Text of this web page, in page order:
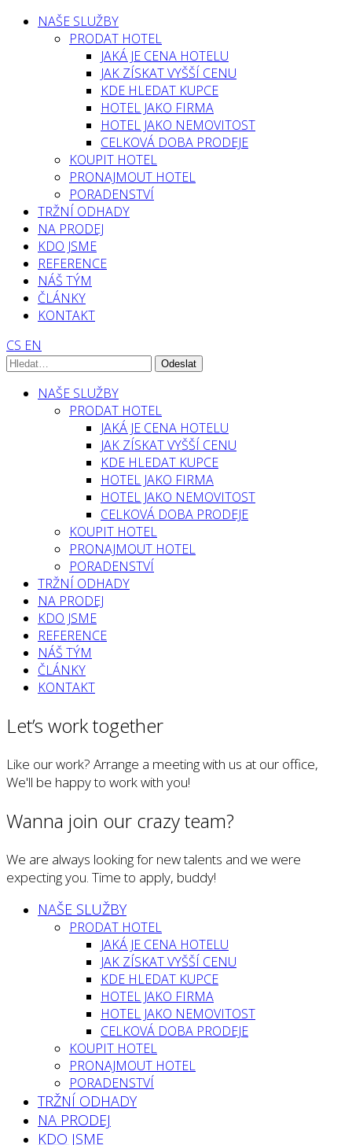
NAŠE SLUŽBY
PRODAT HOTEL
JAKÁ JE CENA HOTELU
JAK ZÍSKAT VYŠŠÍ CENU
KDE HLEDAT KUPCE
HOTEL JAKO FIRMA
HOTEL JAKO NEMOVITOST
CELKOVÁ DOBA PRODEJE
KOUPIT HOTEL
PRONAJMOUT HOTEL
PORADENSTVÍ
TRŽNÍ ODHADY
NA PRODEJ
KDO JSME
REFERENCE
NÁŠ TÝM
ČLÁNKY
KONTAKT
CS EN
NAŠE SLUŽBY
PRODAT HOTEL
JAKÁ JE CENA HOTELU
JAK ZÍSKAT VYŠŠÍ CENU
KDE HLEDAT KUPCE
HOTEL JAKO FIRMA
HOTEL JAKO NEMOVITOST
CELKOVÁ DOBA PRODEJE
KOUPIT HOTEL
PRONAJMOUT HOTEL
PORADENSTVÍ
TRŽNÍ ODHADY
NA PRODEJ
KDO JSME
REFERENCE
NÁŠ TÝM
ČLÁNKY
KONTAKT
Let’s work together
Like our work? Arrange a meeting with us at our office,
We'll be happy to work with you!
Wanna join our crazy team?
We are always looking for new talents and we were
expecting you. Time to apply, buddy!
NAŠE SLUŽBY
PRODAT HOTEL
JAKÁ JE CENA HOTELU
JAK ZÍSKAT VYŠŠÍ CENU
KDE HLEDAT KUPCE
HOTEL JAKO FIRMA
HOTEL JAKO NEMOVITOST
CELKOVÁ DOBA PRODEJE
KOUPIT HOTEL
PRONAJMOUT HOTEL
PORADENSTVÍ
TRŽNÍ ODHADY
NA PRODEJ
KDO JSME